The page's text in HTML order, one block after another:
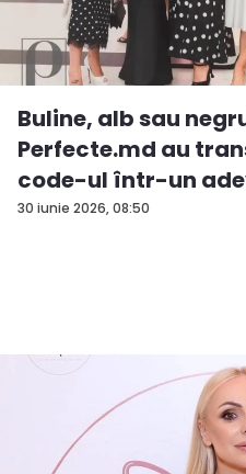
30 iunie 2026, 08:50
Buline, alb sau
Perfecte.md au
code-ul într-un
de...